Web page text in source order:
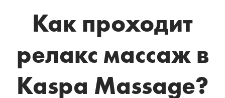
Как проходит
релакс массаж в
Kaspa Massage?